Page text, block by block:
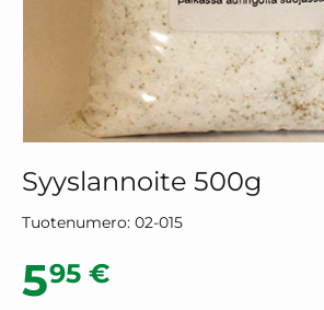
Syyslannoite 500g
Tuotenumero: 02-015
Normaalihinta
595 €